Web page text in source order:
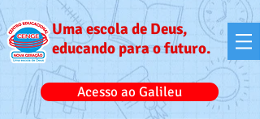
Uma escola de Deus,
educando para o futuro.
Acesso ao Galileu